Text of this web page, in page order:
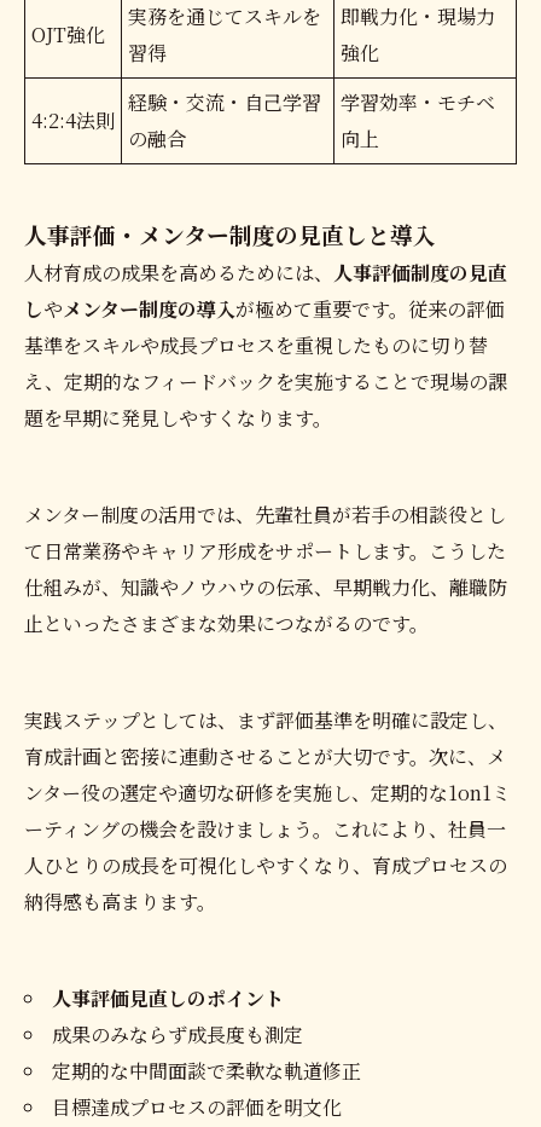
OJT強化
実務を通じてスキルを
習得
即戦力化・現場力
強化
4:2:4法則
経験・交流・自己学習
の融合
学習効率・モチベ
向上
人事評価・メンター制度の見直しと導入
人材育成の成果を高めるためには、 人事評価制度の見直
しやメンター制度の導入が極めて重要です。従来の評価
基準をスキルや成長プロセスを重視したものに切り替
え、定期的なフィードバックを実施することで現場の課
題を早期に発見しやすくなります。
メンター制度の活用では、先輩社員が若手の相談役とし
て日常業務やキャリア形成をサポートします。こうした
仕組みが、知識やノウハウの伝承、早期戦力化、離職防
止といったさまざまな効果につながるのです。
実践ステップとしては、まず評価基準を明確に設定し、
育成計画と密接に連動させることが大切です。次に、メ
ンター役の選定や適切な研修を実施し、定期的な1on1ミ
ーティングの機会を設けましょう。これにより、社員一
人ひとりの成長を可視化しやすくなり、育成プロセスの
納得感も高まります。
人事評価見直しのポイント
成果のみならず成長度も測定
定期的な中間面談で柔軟な軌道修正
目標達成プロセスの評価を明文化